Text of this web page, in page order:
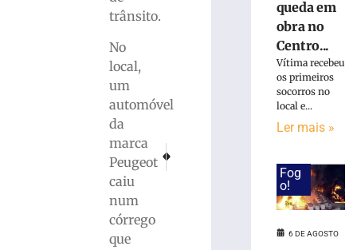
trânsito.
No
local,
um
automóvel
da
marca
Peugeot
caiu
num
córrego
que
Motorista perde o controle e cai em
PRÓXIMO
Delegado Fernando Farias assumirá a DIC de
Funcionária
invadir
restaurante
queda em
obra no
Centro...
Vítima recebeu
os primeiros
socorros no
local e...
Ler mais »
Fog
o!
6 DE AGOSTO